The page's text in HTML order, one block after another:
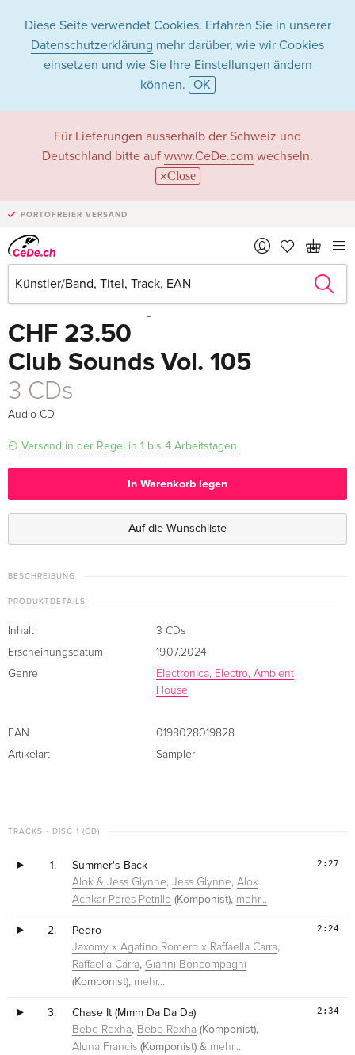
Diese Seite verwendet Cookies. Erfahren Sie in unserer
Datenschutzerklärung mehr darüber, wie wir Cookies
einsetzen und wie Sie Ihre Einstellungen ändern
können. OK
Für Lieferungen ausserhalb der Schweiz und
Deutschland bitte auf www.CeDe.com wechseln.
Close
PORTOFREIER VERSAND
CHF 23.50
Club Sounds Vol. 105
3 CDs
Audio-CD
Versand in der Regel in 1 bis 4 Arbeitstagen
In Warenkorb legen
Auf die Wunschliste
BESCHREIBUNG
PRODUKTDETAILS
Inhalt
3 CDs
Erscheinungsdatum
19.07.2024
Genre
Electronica, Electro, Ambient
House
EAN
0198028019828
Artikelart
Sampler
TRACKS - DISC 1 (CD)
1. Summer's Back
Alok & Jess Glynne,Jess Glynne,Alok
Achkar Peres Petrillo (Komponist), mehr…
2:27
2. Pedro
Jaxomy x Agatino Romero x Raffaella Carra,
Raffaella Carra, Gianni Boncompagni
(Komponist), mehr…
2:24
3. Chase It (Mmm Da Da Da)
Bebe Rexha, Bebe Rexha (Komponist),
Aluna Francis (Komponist) & mehr…
2:34